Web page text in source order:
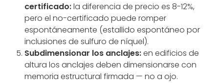
certificado:la diferencia de precio es 8-12%,
pero el no-certificado puede romper
espontáneamente (estallido espontáneo por
inclusiones de sulfuro de níquel).
Subdimensionar los anclajes:en edificios de
altura los anclajes deben dimensionarse con
memoria estructural firmada — no a ojo.